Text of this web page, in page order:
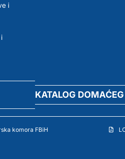
i
KATALOG DOMAĆEG
komora FBiH